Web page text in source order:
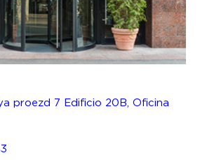
proezd 7 Edificio 20B, Oficina